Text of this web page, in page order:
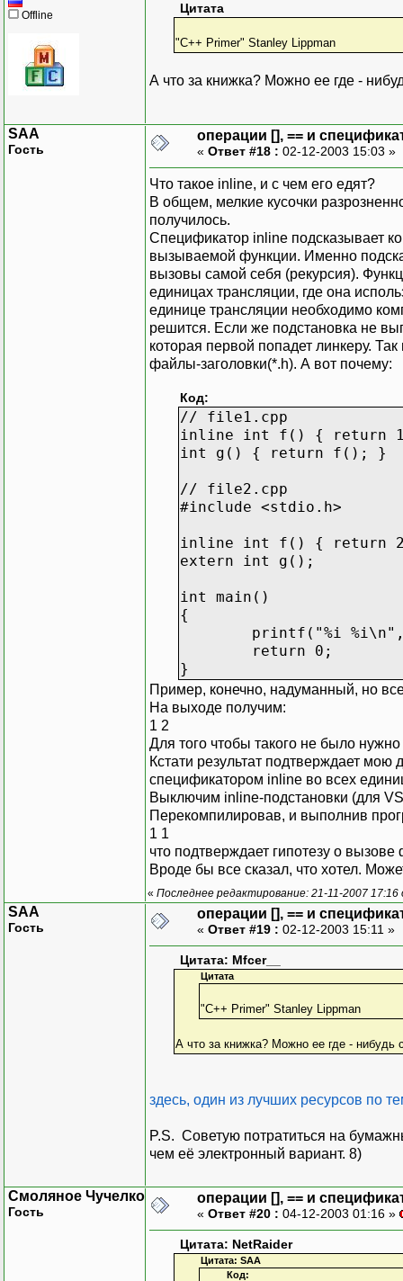
Offline Цитата
"C++ Primer" Stanley Lippman
А что за книжка? Можно ее где -
SAA
Гость
операции [], == и
« Ответ #18 : 02-12-2003 15:03 »
Что такое inline, и с чем его едят?
В общем, мелкие кусочки
получилось.
Спецификатор inline подсказывает
вызываемой функции. Именно
вызовы самой себя (рекурсия).
единицах трансляции, где она
единице трансляции необходимо
решится. Если же подстановка не
которая первой попадет линкеру.
файлы-заголовки(*.h). А вот почему:
Код:
// file1.cpp
inline int f() { return
int g() { return f(); }
// file2.cpp
#include <stdio.h>
inline int f() { return 2; }
extern int g();
int main()
{
printf("%i
return 0;
}
Пример, конечно, надуманный, но
На выходе получим:
1 2
Для того чтобы такого не было
Кстати результат подтверждает мою
спецификатором inline во всех
Выключим inline-подстановки (для
Перекомпилировав, и выполнив
1 1
что подтверждает гипотезу о
Вроде бы все сказал, что хотел.
« Последнее редактирование: 21-11-2007 17:16
SAA
Гость
операции [], == и
« Ответ #19 : 02-12-2003 15:11 »
Цитата: Mfcer__
Цитата
"C++ Primer" Stanley Lippman
А что за книжка? Можно ее где - нибудь
здесь, один из лучших ресурсов по
P.S. Советую потратиться на
чем её электронный вариант. 8)
Смоляное Чучелко
Гость
операции [], == и
« Ответ #20 : 04-12-2003 01:16 »
Цитата: NetRaider
Цитата: SAA
Код: